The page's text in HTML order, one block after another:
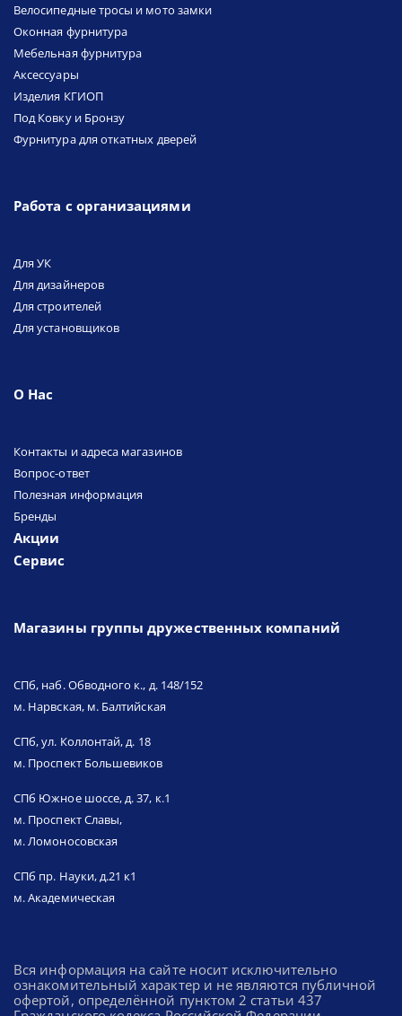
Велосипедные тросы и мото замки
Оконная фурнитура
Мебельная фурнитура
Аксессуары
Изделия КГИОП
Под Ковку и Бронзу
Фурнитура для откатных дверей
Работа с организациями
Для УК
Для дизайнеров
Для строителей
Для установщиков
О Нас
Контакты и адреса магазинов
Вопрос-ответ
Полезная информация
Бренды
Акции
Сервис
Магазины группы дружественных компаний
СПб, наб. Обводного к., д. 148/152
м. Нарвская, м. Балтийская
СПб, ул. Коллонтай, д. 18
м. Проспект Большевиков
СПб Южное шоссе, д. 37, к.1
м. Проспект Славы,
м. Ломоносовская
СПб пр. Науки, д.21 к1
м. Академическая
Вся информация на сайте носит исключительно
ознакомительный характер и не являются публичной
офертой, определённой пунктом 2 статьи 437